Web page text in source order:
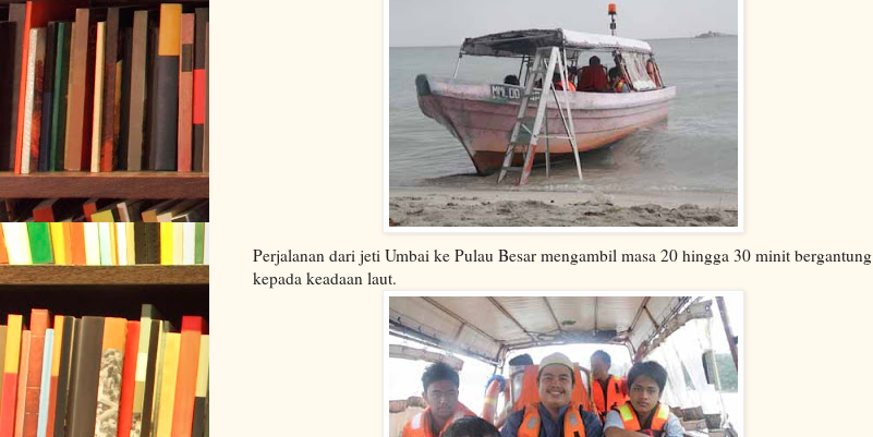
Perjalanan dari jeti Umbai ke Pulau Besar mengambil masa 20 hingga 30 minit bergantung
kepada keadaan laut.